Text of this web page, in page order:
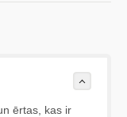
ērtas, kas ir